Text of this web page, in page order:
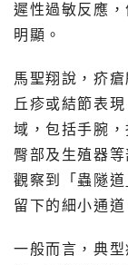
遲性過敏反應
明顯。
馬聖翔說，疥
丘疹或結節表
域，包括手腕
臀部及生殖器
觀察到「蟲隧
留下的細小通道
一般而言，典